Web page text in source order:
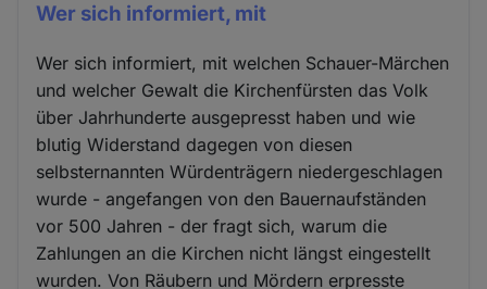
Wer sich informiert, mit
Wer sich informiert, mit welchen Schauer-Märchen
und welcher Gewalt die Kirchenfürsten das Volk
über Jahrhunderte ausgepresst haben und wie
blutig Widerstand dagegen von diesen
selbsternannten Würdenträgern niedergeschlagen
wurde - angefangen von den Bauernaufständen
vor 500 Jahren - der fragt sich, warum die
Zahlungen an die Kirchen nicht längst eingestellt
wurden. Von Räubern und Mördern erpresste